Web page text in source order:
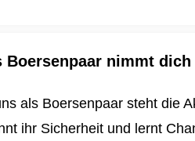
Boersenpaar nimmt dich
als Boersenpaar steht die
ihr Sicherheit und lernt